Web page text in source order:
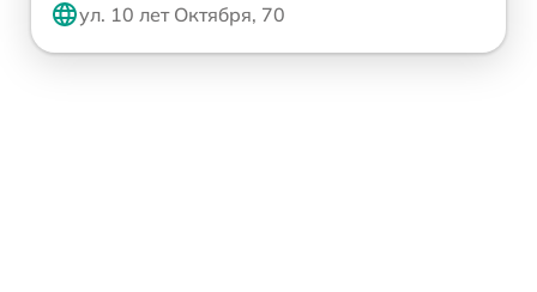
ул. 10 лет Октября, 70